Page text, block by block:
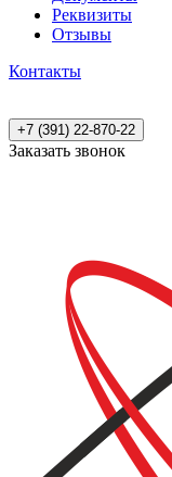
Реквизиты
Отзывы
Контакты
+7 (391) 22-870-22
Заказать звонок